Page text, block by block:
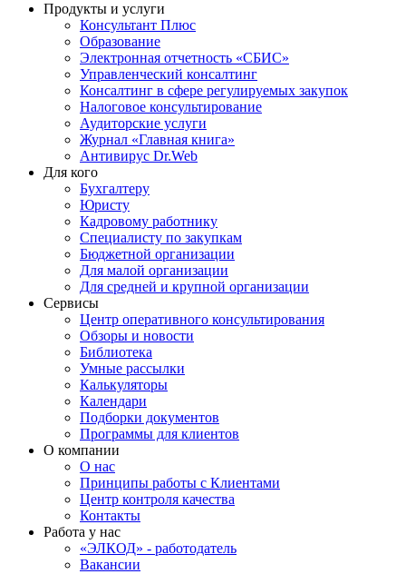
Продукты и услуги
Консультант Плюс
Образование
Электронная отчетность «СБИС»
Управленческий консалтинг
Консалтинг в сфере регулируемых закупок
Налоговое консультирование
Аудиторские услуги
Журнал «Главная книга»
Антивирус Dr.Web
Для кого
Бухгалтеру
Юристу
Кадровому работнику
Специалисту по закупкам
Бюджетной организации
Для малой организации
Для средней и крупной организации
Сервисы
Центр оперативного консультирования
Обзоры и новости
Библиотека
Умные рассылки
Калькуляторы
Календари
Подборки документов
Программы для клиентов
О компании
О нас
Принципы работы с Клиентами
Центр контроля качества
Контакты
Работа у нас
«ЭЛКОД» - работодатель
Вакансии